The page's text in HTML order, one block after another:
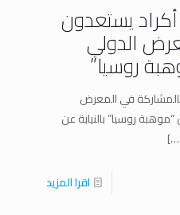
يستعدون
الدولي
روسيا”
في المعرض
روسيا” بالنيابة عن
اقرا المزيد